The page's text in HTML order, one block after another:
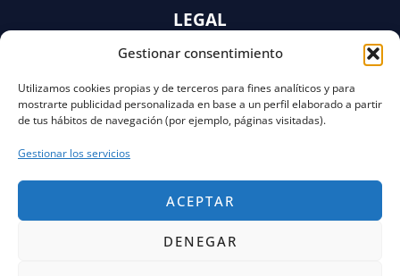
Gestionar consentimiento
Utilizamos cookies propias y de terceros para fines analíticos y para
mostrarte publicidad personalizada en base a un perfil elaborado a partir
de tus hábitos de navegación (por ejemplo, páginas visitadas).
Gestionar los servicios
ACEPTAR
DENEGAR
LEGAL
AVISO LEGAL
Y AVISO DE PRIVACIDAD
POLÍTICA DE COOKIES